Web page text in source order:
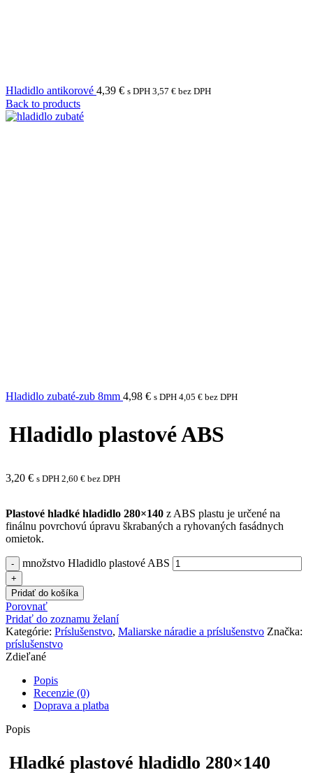
Hladidlo antikorové 4,39 € s DPH 3,57 € bez DPH
Back to products
Hladidlo zubaté-zub 8mm 4,98 € s DPH 4,05 € bez DPH
Hladidlo plastové ABS
3,20 € s DPH 2,60 € bez DPH
Plastové hladké hladidlo 280×140 z ABS plastu je určené na
finálnu povrchovú úpravu škrabaných a ryhovaných fasádnych
omietok.
množstvo Hladidlo plastové ABS
Pridať do košíka
Porovnať
Pridať do zoznamu želaní
Kategórie: Príslušenstvo, Maliarske náradie a príslušenstvo Značka:
príslušenstvo
Zdieľané
Popis
Recenzie (0)
Doprava a platba
Popis
Hladké plastové hladidlo 280×140